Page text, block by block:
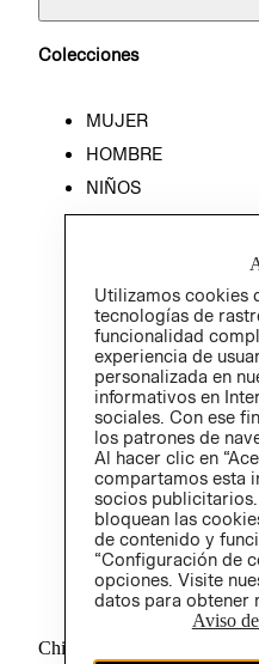
Colecciones
MUJER
HOMBRE
NIÑOS
HOME
Chile ($)
Utilizamos cookies
tecnologías de
funcionalidad
experiencia de
personalizada en
informativos en
sociales. Con ese
los patrones de
Al hacer clic en
compartamos esta
socios publicitarios.
bloquean las
de contenido y
“Configuración de
opciones. Visite
datos para obtener
Aviso